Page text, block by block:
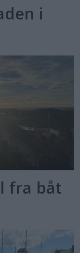
i
fra båt